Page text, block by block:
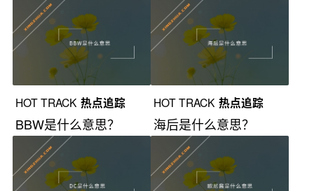
HOT TRACK 热点追踪
BBW是什么意思？
HOT TRACK 热点追踪
海后是什么意思？